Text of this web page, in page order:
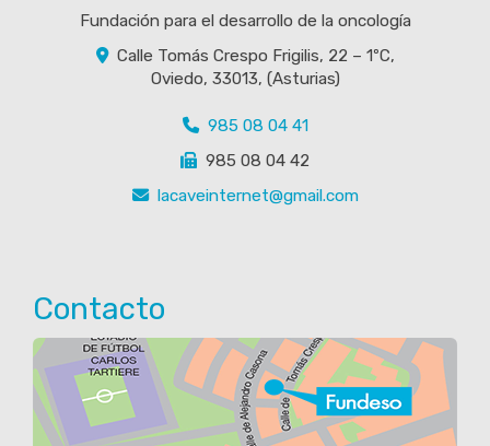
Fundación para el desarrollo de la oncología
Calle Tomás Crespo Frigilis, 22 – 1ºC,
Oviedo, 33013, (Asturias)
985 08 04 41
985 08 04 42
lacaveinternet
gmail.com
Contacto